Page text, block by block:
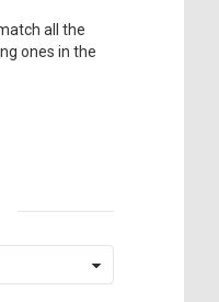
all the
ones in the